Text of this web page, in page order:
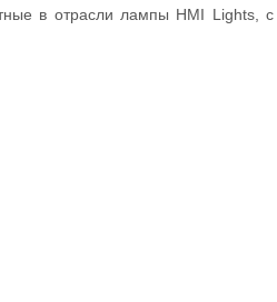
в отрасли лампы HMI Lights, с